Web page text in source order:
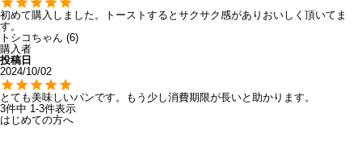
初めて購入しました。トーストするとサクサク感がありおいしく頂いてま
す。
トシコちゃん 6
購入者
投稿日
2024/10/02
とても美味しいパンです。もう少し消費期限が長いと助かります。
3件中 1 -3件表示
はじめての方へ